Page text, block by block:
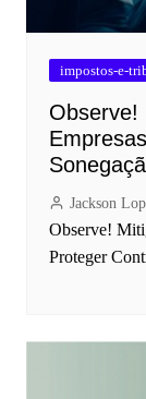
impostos-e-
Observe!
Jackson
Observe!
Proteger